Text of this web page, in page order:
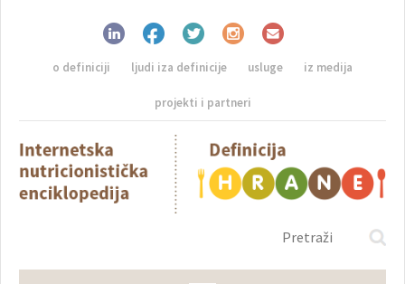
o definiciji ljudi iza definicije usluge iz medija
projekti i partneri